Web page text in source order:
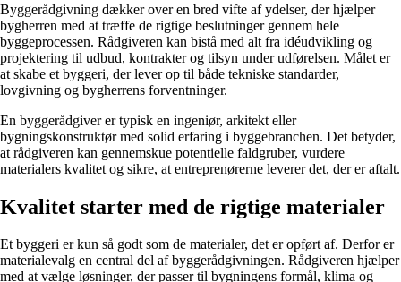
Byggerådgivning dækker over en bred vifte af ydelser, der hjælper
bygherren med at træffe de rigtige beslutninger gennem hele
byggeprocessen. Rådgiveren kan bistå med alt fra idéudvikling og
projektering til udbud, kontrakter og tilsyn under udførelsen. Målet er
at skabe et byggeri, der lever op til både tekniske standarder,
lovgivning og bygherrens forventninger.
En byggerådgiver er typisk en ingeniør, arkitekt eller
bygningskonstruktør med solid erfaring i byggebranchen. Det betyder,
at rådgiveren kan gennemskue potentielle faldgruber, vurdere
materialers kvalitet og sikre, at entreprenørerne leverer det, der er aftalt.
Kvalitet starter med de rigtige materialer
Et byggeri er kun så godt som de materialer, det er opført af. Derfor er
materialevalg en central del af byggerådgivningen. Rådgiveren hjælper
med at vælge løsninger, der passer til bygningens formål, klima og